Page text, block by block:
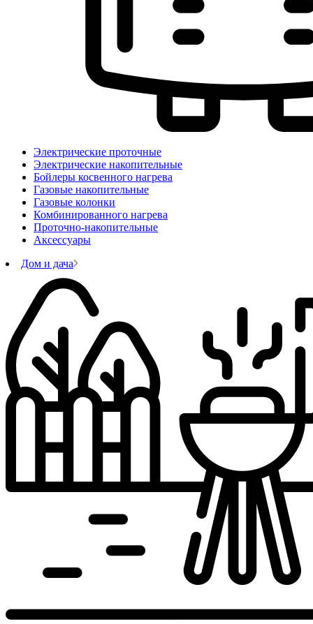
Электрические проточные
Электрические накопительные
Бойлеры косвенного нагрева
Газовые накопительные
Газовые колонки
Комбинированного нагрева
Проточно-накопительные
Аксессуары
Дом и дача